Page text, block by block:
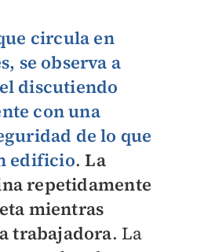
circula en
se observa a
discutiendo
con una
de lo que
edificio.La
repetidamente
mientras
trabajadora. La